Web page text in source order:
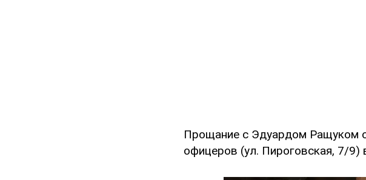
Прощание с Эдуардом Ращуком
офицеров (ул. Пироговская, 7/9)